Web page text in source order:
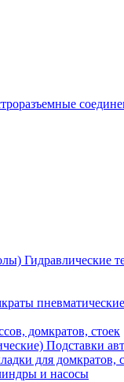
Гидравлические
домкратов, стоек
Подставки
для домкратов,
и насосы